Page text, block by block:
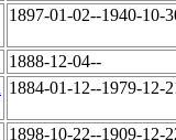
1897-01-02--1940-10-
1888-12-04--
1884-01-12--1979-12-
1898-10-22--1909-12-